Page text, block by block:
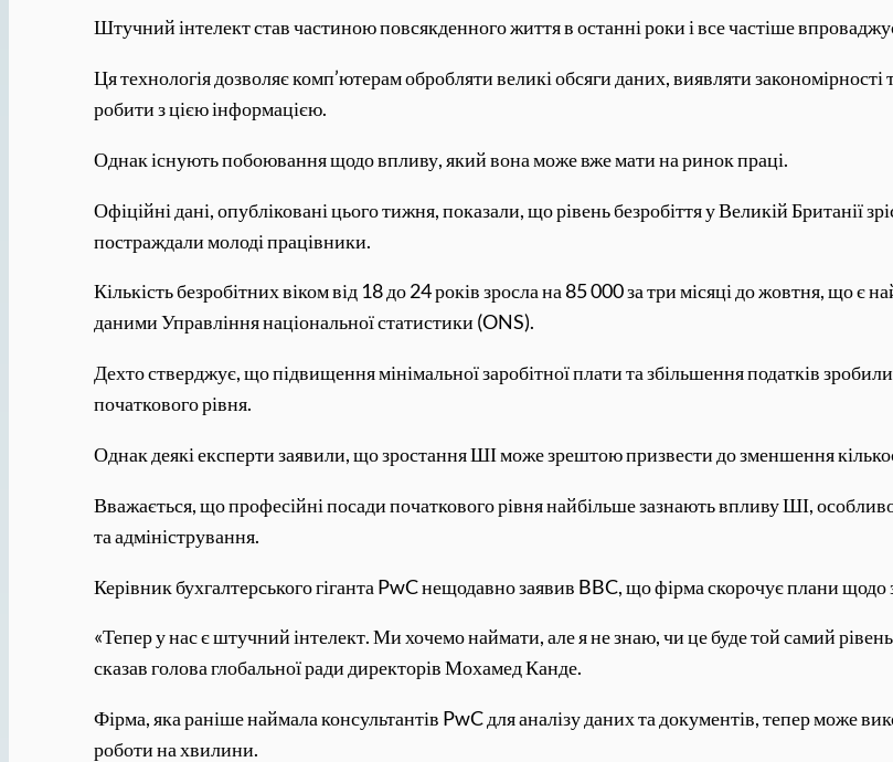
Штучний інтелект став частиною повсякденного життя в останні роки і все частіше
Ця технологія дозволяє комп’ютерам обробляти великі обсяги даних, виявляти
робити з цією інформацією.
Однак існують побоювання щодо впливу, який вона може вже мати на ринок праці.
Офіційні дані, опубліковані цього тижня, показали, що рівень безробіття у Великій Британії
постраждали молоді працівники.
Кількість безробітних віком від 18 до 24 років зросла на 85 000 за три місяці до жовтня, що є
даними Управління національної статистики (ONS).
Дехто стверджує, що підвищення мінімальної заробітної плати та збільшення податків
початкового рівня.
Однак деякі експерти заявили, що зростання ШІ може зрештою призвести до зменшення
Вважається, що професійні посади початкового рівня найбільше зазнають впливу ШІ,
та адміністрування.
Керівник бухгалтерського гіганта PwC нещодавно заявив BBC, що фірма скорочує плани щодо
«Тепер у нас є штучний інтелект. Ми хочемо наймати, але я не знаю, чи це буде той самий
сказав голова глобальної ради директорів Мохамед Канде.
Фірма, яка раніше наймала консультантів PwC для аналізу даних та документів, тепер може
роботи на хвилини.